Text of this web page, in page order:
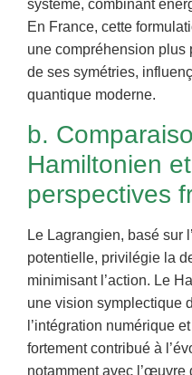
système, combinant
En France, cette
une compréhension plus
de ses symétries,
quantique moderne.
b.
Hamiltonien
perspectives
Le Lagrangien, basé sur
potentielle, privilégie la
minimisant l’action. Le
une vision symplectique
l’intégration numérique
fortement contribué à
notamment avec l’œuvre